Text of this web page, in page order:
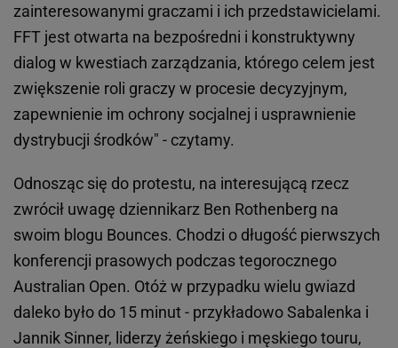
zainteresowanymi graczami i ich przedstawicielami.
FFT jest otwarta na bezpośredni i konstruktywny
dialog w kwestiach zarządzania, którego celem jest
zwiększenie roli graczy w procesie decyzyjnym,
zapewnienie im ochrony socjalnej i usprawnienie
dystrybucji środków" - czytamy.
Odnosząc się do protestu, na interesującą rzecz
zwrócił uwagę dziennikarz Ben Rothenberg na
swoim blogu Bounces. Chodzi o długość pierwszych
konferencji prasowych podczas tegorocznego
Australian Open. Otóż w przypadku wielu gwiazd
daleko było do 15 minut - przykładowo Sabalenka i
Jannik Sinner, liderzy żeńskiego i męskiego touru,